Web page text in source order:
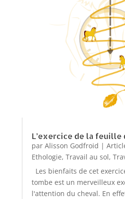
L’exercice de la feuille
par Alisson Godfroid |
Ethologie, Travail au sol,
Les bienfaits de cet
tombe est un merveilleux
l'attention du cheval. En